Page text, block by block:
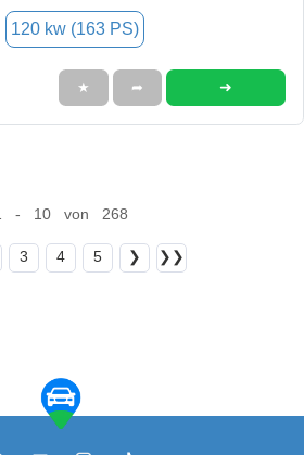
120 kw (163 PS)
★ ➦ ➜
- 10 von 268
3 4 5 ❯ ❯❯